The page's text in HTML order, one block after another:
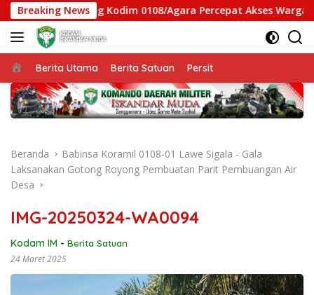
Langsung
ke
konten
Breaking News
Gantung Kodim 0108/Agara Percepat Akses Warga Ds.
Beranda
Berita Utama Berita Satuan Persit
Beranda
Babinsa Koramil 0108-01 Lawe Sigala - Gala
Laksanakan Gotong Royong Pembuatan Parit Pembuangan Air
Desa
IMG-20250324-WA0094
Kodam IM - Berita Satuan
24 Maret 2025